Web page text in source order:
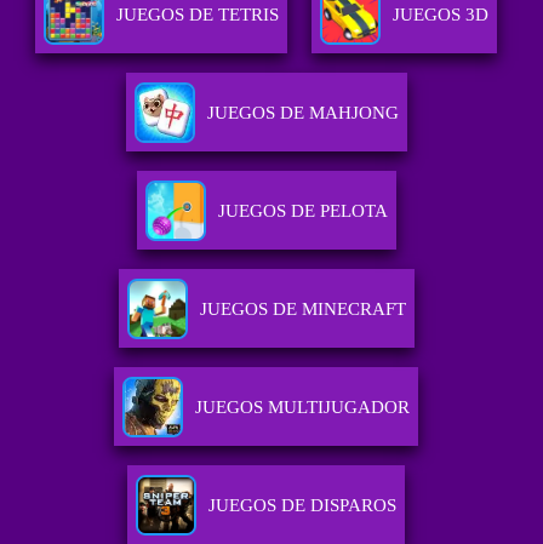
JUEGOS DE TETRIS JUEGOS 3D
JUEGOS DE MAHJONG
JUEGOS DE PELOTA
JUEGOS DE MINECRAFT
JUEGOS MULTIJUGADOR
JUEGOS DE DISPAROS